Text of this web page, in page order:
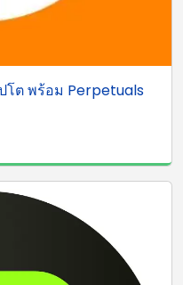
โต พร้อม Perpetuals